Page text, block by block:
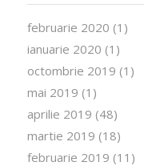
februarie 2020 (1)
ianuarie 2020 (1)
octombrie 2019 (1)
mai 2019 (1)
aprilie 2019 (48)
martie 2019 (18)
februarie 2019 (11)